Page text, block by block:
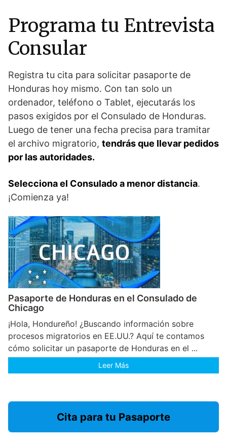
Programa tu Entrevista
Consular
Registra tu cita para solicitar pasaporte de
Honduras hoy mismo. Con tan solo un
ordenador, teléfono o Tablet, ejecutarás los
pasos exigidos por el Consulado de Honduras.
Luego de tener una fecha precisa para tramitar
el archivo migratorio, tendrás que llevar pedidos
por las autoridades.
Selecciona el Consulado a menor distancia.
¡Comienza ya!
Pasaporte de Honduras en el Consulado de
Chicago
¡Hola, Hondureño! ¿Buscando información sobre
procesos migratorios en EE.UU.? Aquí te contamos
cómo solicitar un pasaporte de Honduras en el ...
Leer Más
Cita para tu Pasaporte